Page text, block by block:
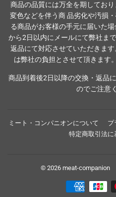
商品の品質には万全を期してお
変色などを伴う商 品劣化や汚損
る商品がお客様の手元に届いた
から2日以内にメールにて弊社ま
返品にて対応させていただきま
は弊社の負担とさせて頂きます
商品到着後2日以降の交換・返品
のでご注意
ミート・コンパニオンについて プ
特定商取引法に
© 2026 meat-companion
お